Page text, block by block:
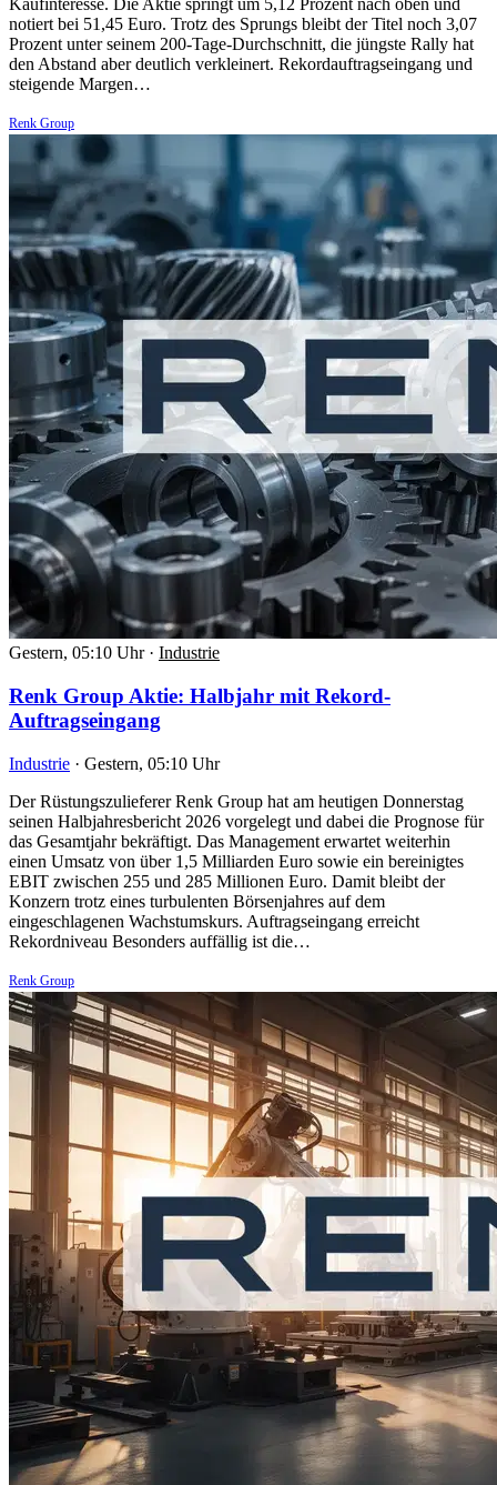
Kaufinteresse. Die Aktie springt um 5,12 Prozent nach oben und
notiert bei 51,45 Euro. Trotz des Sprungs bleibt der Titel noch 3,07
Prozent unter seinem 200-Tage-Durchschnitt, die jüngste Rally hat
den Abstand aber deutlich verkleinert. Rekordauftragseingang und
steigende Margen…
Renk Group
Gestern, 05:10 Uhr · Industrie
Renk Group Aktie: Halbjahr mit Rekord-
Auftragseingang
Industrie · Gestern, 05:10 Uhr
Der Rüstungszulieferer Renk Group hat am heutigen Donnerstag
seinen Halbjahresbericht 2026 vorgelegt und dabei die Prognose für
das Gesamtjahr bekräftigt. Das Management erwartet weiterhin
einen Umsatz von über 1,5 Milliarden Euro sowie ein bereinigtes
EBIT zwischen 255 und 285 Millionen Euro. Damit bleibt der
Konzern trotz eines turbulenten Börsenjahres auf dem
eingeschlagenen Wachstumskurs. Auftragseingang erreicht
Rekordniveau Besonders auffällig ist die…
Renk Group